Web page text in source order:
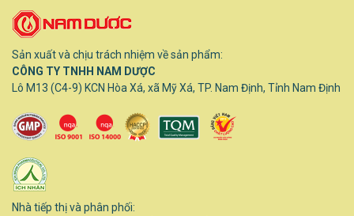
Sản xuất và chịu trách nhiệm về sản phẩm:
CÔNG TY TNHH NAM DƯỢC
Lô M13 (C4-9) KCN Hòa Xá, xã Mỹ Xá, TP. Nam Định, Tỉnh Nam Định
Nhà tiếp thị và phân phối: